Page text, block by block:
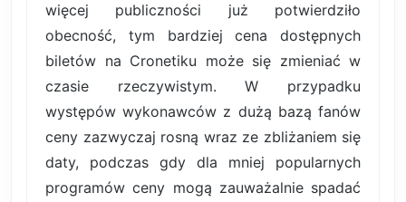
więcej publiczności już potwierdziło
obecność, tym bardziej cena dostępnych
biletów na Cronetiku może się zmieniać w
czasie rzeczywistym. W przypadku
występów wykonawców z dużą bazą fanów
ceny zazwyczaj rosną wraz ze zbliżaniem się
daty, podczas gdy dla mniej popularnych
programów ceny mogą zauważalnie spadać